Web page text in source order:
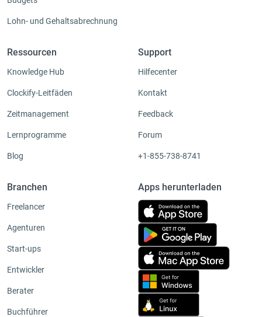
Lohn- und Gehaltsabrechnung
Ressourcen
Knowledge Hub
Clockify-Leitfäden
Zeitmanagement
Lernprogramme
Blog
Branchen
Freelancer
Agenturen
Start-ups
Entwickler
Berater
Buchführer
Support
Hilfecenter
Kontakt
Feedback
Forum
+1-855-738-8741
Apps herunterladen